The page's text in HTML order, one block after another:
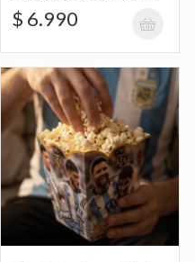
con Cuernos Celeste y
con Diseño de la
Argentina, Afa para
Palomitas de Maiz
Argentina, Afa
$ 6.990